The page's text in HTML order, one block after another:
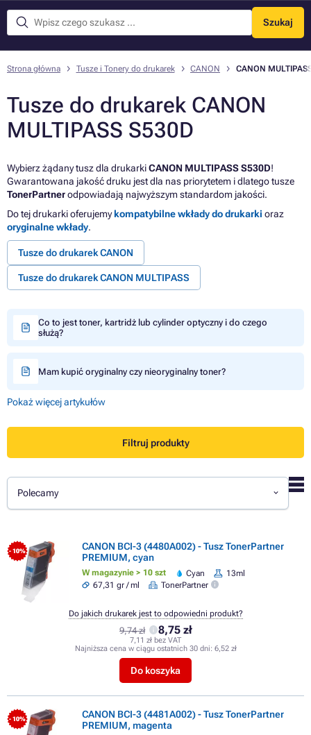
Szukaj
Menu
Strona główna Tusze i Tonery do drukarek CANON CANON
Tusze do drukarek CANON
MULTIPASS S530D
Wybierz żądany tusz dla drukarkiCANON MULTIPASS S530D!
Gwarantowana jakość druku jest dla nas priorytetem i dlatego tusze
TonerPartnerodpowiadają najwyższym standardom jakości.
Do tej drukarki oferujemykompatybilne wkłady do drukarki oraz
oryginalne wkłady.
Tusze do drukarek CANON
Tusze do drukarek CANON MULTIPASS
Co to jest toner, kartridż lub cylinder optyczny i do czego
służą?
Mam kupić oryginalny czy nieoryginalny toner?
Pokaż więcej artykułów
Filtruj produkty
Polecamy
- 10%
CANON BCI-3 (4480A002) - Tusz TonerPartner
PREMIUM, cyan
W magazynie > 10 szt Cyan
13ml
67,31 gr / ml
TonerPartner
9,74 zł 8,75 zł
7,11 zł bez VAT
Najniższa cena w ciągu ostatnich 30 dni: 6,52 zł
Do koszyka
Do jakich drukarek jest to odpowiedni produkt?
- 10%
CANON BCI-3 (4481A002) - Tusz TonerPartner
PREMIUM, magenta